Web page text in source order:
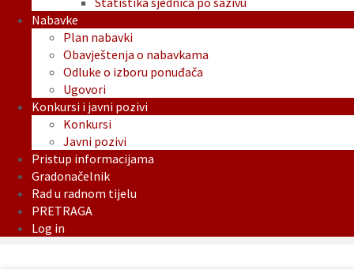
Nabavke
Plan nabavki
Obavještenja o nabavkama
Odluke o izboru ponuđača
Ugovori
Konkursi i javni pozivi
Konkursi
Javni pozivi
Pristup informacijama
Gradonačelnik
Rad u radnom tijelu
PRETRAGA
Log in